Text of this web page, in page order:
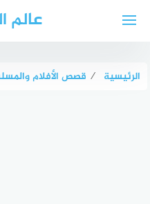
عالم
الرئيسية ⁄ قصص الأفلام